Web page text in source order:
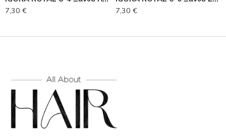
7,30 €
7,30 €